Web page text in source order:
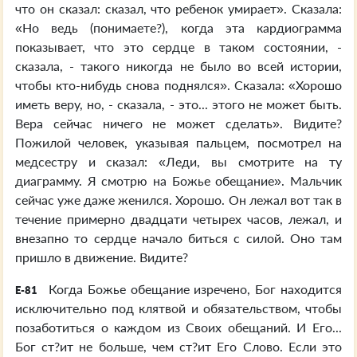
что он сказал: сказал, что ребенок умирает». Сказала:
«Но ведь (понимаете?), когда эта кардиограмма
показывает, что это сердце в таком состоянии, -
сказала, - такого никогда не было во всей истории,
чтобы кто-нибудь снова поднялся». Сказала: «Хорошо
иметь веру, но, - сказала, - это... этого не может быть.
Вера сейчас ничего не может сделать». Видите?
Пожилой человек, указывая пальцем, посмотрел на
медсестру и сказал: «Леди, вы смотрите на ту
диаграмму. Я смотрю на Божье обещание». Мальчик
сейчас уже даже женился. Хорошо. Он лежал вот так в
течение примерно двадцати четырех часов, лежал, и
внезапно то сердце начало биться с силой. Оно там
пришло в движение. Видите?
E-81
Когда Божье обещание изречено, Бог находится
исключительно под клятвой и обязательством, чтобы
позаботиться о каждом из Своих обещаний. И Его...
Бог ст?ит не больше, чем ст?ит Его Слово. Если это